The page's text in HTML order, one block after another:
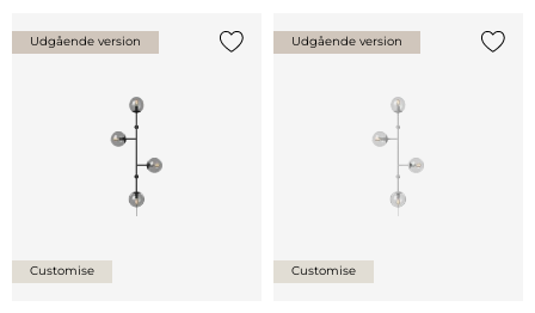
Udgående version
Customise
Udgående version
Customise